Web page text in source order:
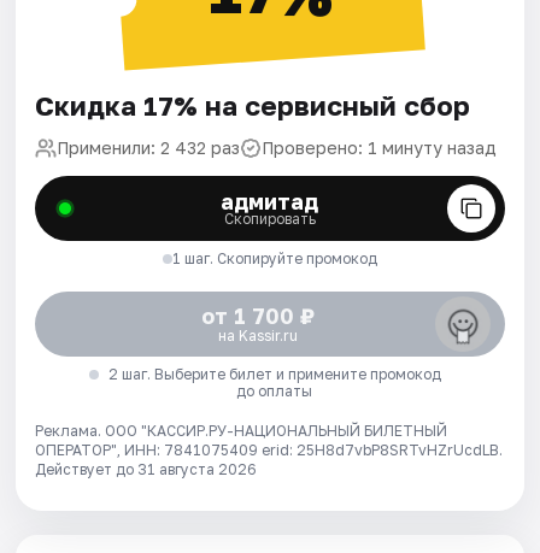
Скидка 17% на сервисный сбор
Применили: 2 432 раз Проверено: 1 минуту назад
адмитад
Скопировать
1 шаг. Скопируйте промокод
от 1 700 ₽
на Kassir.ru
2 шаг. Выберите билет и примените промокод
до оплаты
Реклама. ООО "КАССИР.РУ-НАЦИОНАЛЬНЫЙ БИЛЕТНЫЙ
ОПЕРАТОР", ИНН: 7841075409 erid: 25H8d7vbP8SRTvHZrUcdLB.
Действует до 31 августа 2026